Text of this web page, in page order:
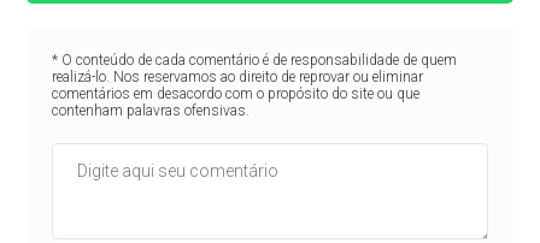
* O conteúdo de cada comentário é de responsabilidade de quem
realizá-lo. Nos reservamos ao direito de reprovar ou eliminar
comentários em desacordo com o propósito do site ou que
contenham palavras ofensivas.